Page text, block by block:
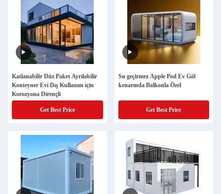
Katlanabilir Düz Paket Ayrılabilir
Konteyner Evi Dış Kullanım için
Korozyona Dirençli
Get Best Price
Su geçirmez Apple Pod Ev Göl
kenarında Balkonla Özel
Get Best Price